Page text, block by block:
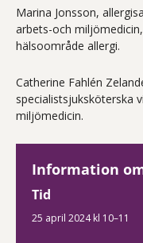
Marina Jonsson,
arbets-och
hälsoområde allergi.
Catherine Fahlén
specialistsjuksköterska
miljömedicin.
Information
Tid
25 april 2024 kl 10–11